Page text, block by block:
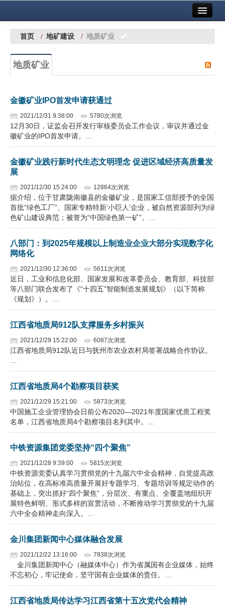
中国有色金属报社主办 广告服务
铜镍铅锌
稀有稀土
有色市场
镁钛
地矿 建设
党建工作
企业文化
行情报价
数字报
首页 / 地矿建设 / 地质矿业
地质矿业
金徽矿业IPO首发申请获通过
2021/12/31 9:38:00 5780次浏览
12月30日，证监会召开发行审核委员会工作会议，审议并通过金
徽矿业的IPO首发申请。…
金徽矿业践行新时代生态文明理念 促进区域经济高质量发
展
2021/12/30 15:24:00 12864次浏览
据介绍，位于甘肃陇南徽县的金徽矿业，是国家工信部授予的全国
首批“绿色工厂”、国家专精特新‘小巨人’企业，被自然资源部列为绿
色矿山建设典范；被誉为“中国绿色第一矿”。…
八部门：到2025年规模以上制造业企业大部分实现数字化
网络化
2021/12/30 12:36:00 5611次浏览
近日，工业和信息化部、国家发展和改革委员会、教育部、科技部
等八部门联合发布了《“十四五”智能制造发展规划》（以下简称
《规划》）。…
江西省地质局912队支撑服务乡村振兴
2021/12/29 15:22:00 6087次浏览
江西省地质局912队近日与抚州市农业农村局签署战略合作协议。
江西省地质局4个勘察项目获奖
2021/12/29 15:21:00 5873次浏览
中国施工企业管理协会日前公布2020—2021年度国家优质工程奖
名单，江西省地质局4个勘察项目名列其中。…
中铁资源集团党委坚持“四个聚焦”
2021/12/28 9:39:00 5815次浏览
中铁资源党委认真学习贯彻党的十九届六中全会精神，自觉提高政
治站位，在高标准高质量开展好专题学习、专题培训等规定动作的
基础上，突出抓好“四个聚焦”，分层次、有重点、全覆盖地组织开
展特色鲜明、形式多样的宣贯活动，不断推动学习贯彻党的十九届
六中全会精神走向深入。…
金川集团新闻中心媒体融合发展
2021/12/22 13:16:00 7838次浏览
金川集团新闻中心（融媒体中心）作为省属国有企业媒体，始终
不忘初心，牢记使命，坚守国有企业媒体的责任。…
江西省地质局传达学习江西省第十五次党代会精神